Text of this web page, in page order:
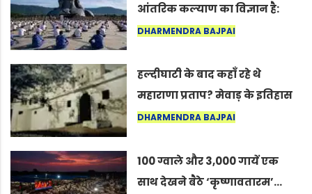
आंतरिक कल्याण का विज्ञान है:
अंतरराष्ट्रीय योग दिवस 2026 पर
DHARMENDRA BAJPAI
हल्दीघाटी के बाद कहाँ रहे थे
महाराणा प्रताप? मेवाड़ के इतिहास
का वह अनकहा अध्याय जो आज भी
DHARMENDRA BAJPAI
100 ग्वाले और 3,000 गायें एक
साथ देखने बैठे ‘कृष्णावतारम’…